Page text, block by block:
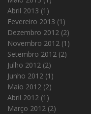
Abril 2013 (1)
Fevereiro 2013 (1)
Dezembro 2012 (2)
Novembro 2012 (1)
Setembro 2012 (2)
Julho 2012 (2)
Junho 2012 (1)
Maio 2012 (2)
Abril 2012 (1)
Março 2012 (2)